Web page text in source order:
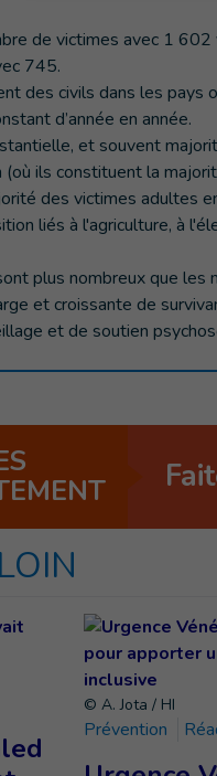
de victimes avec 1 602
745.
des civils dans les pays
d’année en année.
et souvent
ils constituent la
des victimes adultes
liés à l'agriculture, à
plus nombreux que les
et croissante de
et de soutien
© A. Jota / HI
Prévention